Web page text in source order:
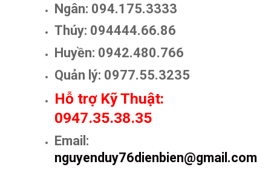
Ngân: 094.175.3333
Thúy: 094444.66.86
Huyền: 0942.480.766
Quản lý: 0977.55.3235
Hỗ trợ Kỹ Thuật:
0947.35.38.35
Email:
nguyenduy76dienbien@gmail.com